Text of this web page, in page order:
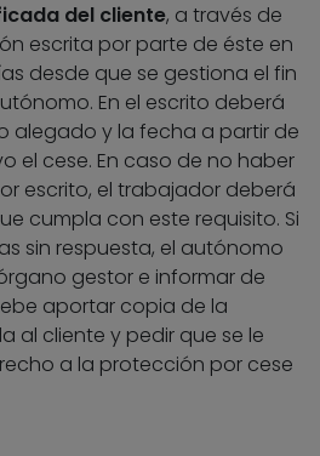
del cliente, a través de
escrita por parte de éste en
desde que se gestiona el fin
En el escrito deberá
alegado y la fecha a partir de
el cese. En caso de no haber
escrito, el trabajador deberá
cumpla con este requisito. Si
sin respuesta, el autónomo
gestor e informar de
aportar copia de la
al cliente y pedir que se le
a la protección por cese